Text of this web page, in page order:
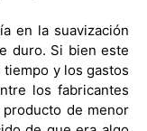
en la suavización
duro. Si bien este
y los gastos
los fabricantes
de menor